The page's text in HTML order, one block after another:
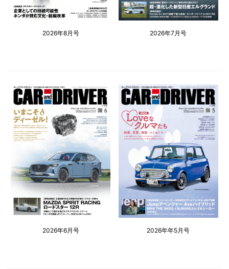
2026年8月号 2026年7月号
2026年6月号 2026年年5月号